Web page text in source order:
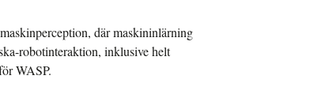
där maskininlärning
robotinteraktion, inklusive helt
WASP.